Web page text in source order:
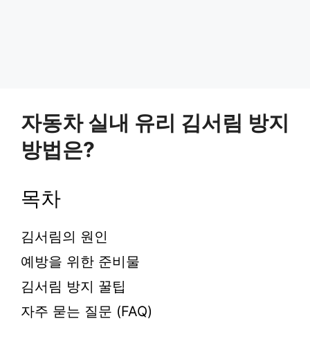
자동차 실내 유리 김서림 방지
방법은?
목차
김서림의 원인
예방을 위한 준비물
김서림 방지 꿀팁
자주 묻는 질문 (FAQ)